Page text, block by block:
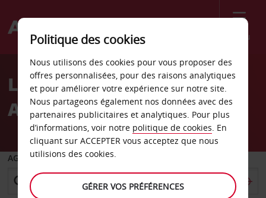
Menu
Welcome
AvisLocation de voiture
Aéroport d’El Hierro
AGENCE DE DÉPART
Politique des cookies
Nous utilisons des cookies pour vous proposer des
offres personnalisées, pour des raisons analytiques
et pour améliorer votre expérience sur notre site.
Nous partageons également nos données avec des
partenaires publicitaires et analytiques. Pour plus
d’informations, voir notre politique de cookies. En
cliquant sur ACCEPTER vous acceptez que nous
utilisions des cookies.
GÉRER VOS PRÉFÉRENCES